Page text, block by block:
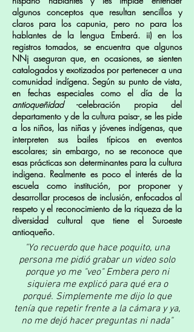
algunos conceptos que resultan sencillos y
claros para los capunia, pero no para los
hablantes de la lengua Emberá. ii) en los
registros tomados, se encuentra que algunos
NNj aseguran que, en ocasiones, se sienten
catalogados y exotizados por pertenecer a una
comunidad indígena. Según su punto de vista,
en fechas especiales como el día de la
antioqueñidad-celebración propia del
departamento y de la cultura paisa-, se les pide
a los niños, las niñas y jóvenes indígenas, que
interpreten sus bailes típicos en eventos
escolares; sin embargo, no se reconoce que
esas prácticas son determinantes para la cultura
indigena. Realmente es poco el interés de la
escuela como institución, por proponer y
desarrollar procesos de inclusión, enfocados al
respeto y el reconocimiento de la riqueza de la
diversidad cultural que tiene el Suroeste
antioqueño.
"Yo recuerdo que hace poquito, una
persona me pidió grabar un video solo
porque yo me "veo" Embera pero ni
siquiera me explicó para qué era o
porqué. Simplemente me dijo lo que
tenía que repetir frente a la cámara y ya,
no me dejó hacer preguntas ni nada"